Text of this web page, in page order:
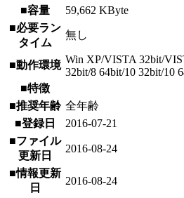
■容量
59,662 KByte
■必要ラン
タイム
無し
■動作環境 Win XP/VISTA 32bit/
32bit/8 64bit/10 32bit/10
■特徴
■推奨年齢 全年齢
■登録日
2016-07-21
■ファイル
更新日
2016-08-24
■情報更新
日
2016-08-24